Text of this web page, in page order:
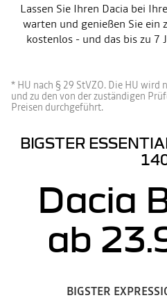
Lassen Sie Ihren Dacia bei
warten und genießen Sie ein
kostenlos - und das bis zu 7
* HU nach § 29 StVZO. Die HU wird
und zu den von der zuständigen
Preisen durchgeführt.
BIGSTER
Dacia
ab
BIGSTER